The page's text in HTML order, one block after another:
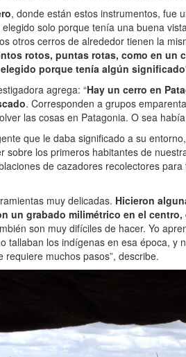
, donde están estos instrumentos, fue
solo porque tenía una buena
otros cerros de alrededor tienen la
rotos, puntas rotas, como en un
porque tenía algún significado
agrega: “Hay un cerro en
. Corresponden a grupos
las cosas en Patagonia. O sea
que le daba significado a su
sobre los primeros habitantes de
de cazadores recolectores
muy delicadas. Hicieron
un grabado milimétrico en el
son muy difíciles de hacer. Yo
tallaban los indígenas en esa época, y
requiere muchos pasos”, describe.